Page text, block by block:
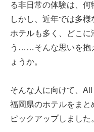
る非日常の体験は、何
しかし、近年では多
ホテルも多く、どこに
う……そんな思いを抱
ょうか。
そんな人に向けて、
福岡県のホテルをまと
ピックアップしました